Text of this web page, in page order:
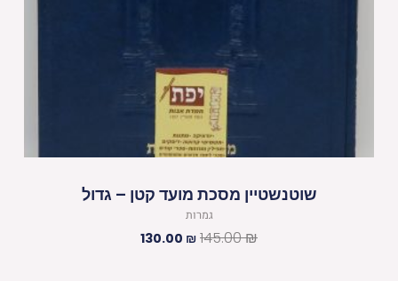
שוטנשטיין מסכת מועד קטן – גדול
גמרות
145.00₪
130.00 ₪